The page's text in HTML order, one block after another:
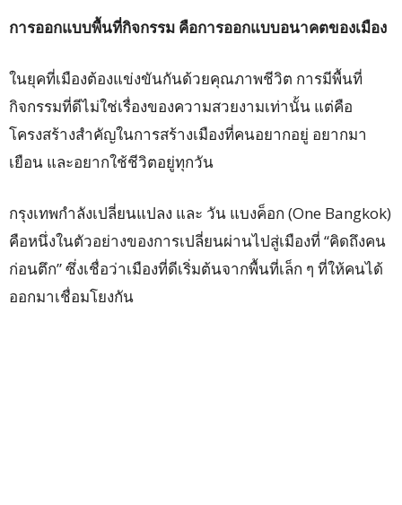
การออกแบบพื้นที่กิจกรรม คือการออกแบบอนาคตของเมือง
ในยุคที่เมืองต้องแข่งขันกันด้วยคุณภาพชีวิต การมีพื้นที่
กิจกรรมที่ดีไม่ใช่เรื่องของความสวยงามเท่านั้น แต่คือ
โครงสร้างสำคัญในการสร้างเมืองที่คนอยากอยู่ อยากมา
เยือน และอยากใช้ชีวิตอยู่ทุกวัน
กรุงเทพกำลังเปลี่ยนแปลง และ วัน แบงค็อก (One Bangkok)
คือหนึ่งในตัวอย่างของการเปลี่ยนผ่านไปสู่เมืองที่ “คิดถึงคน
ก่อนตึก” ซึ่งเชื่อว่าเมืองที่ดีเริ่มต้นจากพื้นที่เล็ก ๆ ที่ให้คนได้
ออกมาเชื่อมโยงกัน